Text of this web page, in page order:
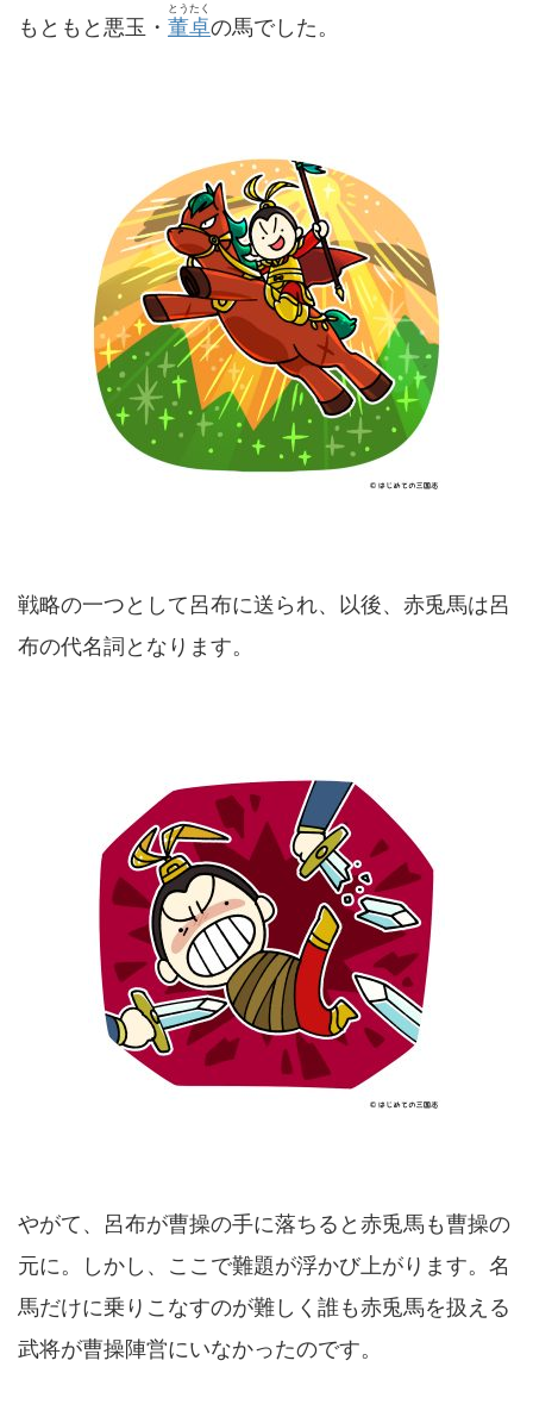
もともと悪玉・ 董卓
とうたく
の馬でした。
戦略の一つとして呂布に送られ、以後、赤兎馬は呂
布の代名詞となります。
やがて、呂布が曹操の手に落ちると赤兎馬も曹操の
元に。しかし、ここで難題が浮かび上がります。名
馬だけに乗りこなすのが難しく誰も赤兎馬を扱える
武将が曹操陣営にいなかったのです。